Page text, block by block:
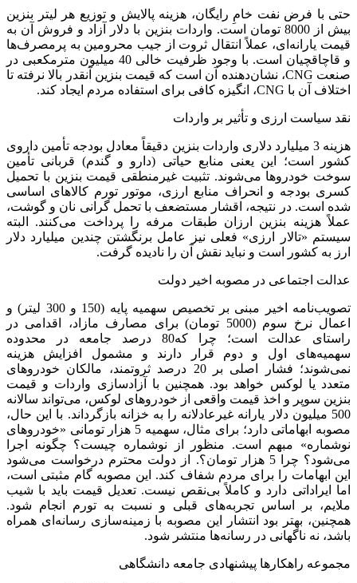
حتی با فرض نفت خامِ رایگان، هزینه پالایش و توزیع هر لیتر بنزین
بیش از 8000 تومان است. واردات بنزین با دلار آزاد و فروش آن به
قیمت یارانه‌ای، عملاً انتقال ثروت از جیب محرومین به پرمصرف‌ها
و قاچاقچیان است. با وجود ظرفیت خالی 40 میلیون مترمکعبی در
صنعت CNG، نشان‌دهنده آن است که قیمت بنزین آنقدر بالا نرفته تا
اختلاف آن با CNG، انگیزه کافی برای استفاده مردم ایجاد کند.
نقد سیاست ارزی و تأثیر بر واردات
هزینه 3 میلیارد دلاری واردات بنزین دقیقاً معادل بودجه تأمین داروی
کشور است؛ این یعنی منابع حیاتی (دارو و گندم) قربانی تأمین
سوخت خودروها می‌شوند. تثبیت غیرمنطقی قیمت بنزین با تحمیل
کسری بودجه و انحراف منابع ارزی، موتور تورم کالاهای اساسی
شده است. در نتیجه، اقشار مستضعف با تحمل گرانی نان و گوشت،
عملاً هزینه بنزین ارزان طبقات مرفه را پرداخت می‌کنند. البته
سیستم «تالار ارزی» فعلی نیز عامل برنگشتن چندین میلیارد دلار
ارز به کشور است و نباید نقش آن را نادیده گرفت.
عدالت اجتماعی در مصوبه اخیر دولت
تصویب‌نامه اخیر مبنی بر تخصیص سهمیه پایه (150 و 300 لیتر) و
اعمال نرخ سوم (5000 تومان) برای مصارف مازاد، اقدامی در
راستای عدالت است؛ چرا که80 درصد جامعه در محدوده
سهمیه‌های اول و دوم قرار دارند و مشمول افزایش هزینه
نمی‌شوند؛ فشار اصلی بر 20 درصد ثروتمند، مالکان خودروهای
متعدد یا لوکس خواهد بود. همچنین با آزادسازی واردات و قیمت
بنزین سوپر و اخذ قیمت واقعی از خودروهای لوکس، می‌تواند سالانه
500 میلیون دلار یارانه غیرعادلانه را به خزانه بازگرداند. با این حال،
مصوبه ابهاماتی دارد؛ برای مثال، سهمیه 5 هزار تومانی «خودروهای
نوشماره» مبهم است. منظور از نوشماره چیست؟ چگونه اجرا
می‌شود؟ چرا 5 هزار تومان؟. از دولت محترم درخواست می‌شود
این ابهامات را برای مردم شفاف کند. این مصوبه گام مثبتی است،
اما ایراداتی دارد و کاملاً بی‌نقص نیست. تعدیل قیمت باید با شیب
ملایم، بر اساس تجربه‌های قبلی و نسبت به تورم انجام شود.
همچنین، بهتر بود انتشار این مصوبه با زمینه‌سازی رسانه‌ای همراه
باشد، نه ناگهانی در رسانه‌ها منتشر شود.
مجموعه راهکارها پیشنهادی جامعه دانشگاهی